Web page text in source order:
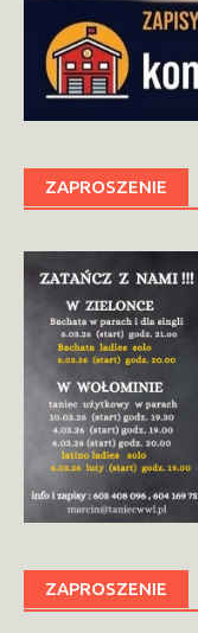
ZAPROSZENIE
ZAPROSZENIE